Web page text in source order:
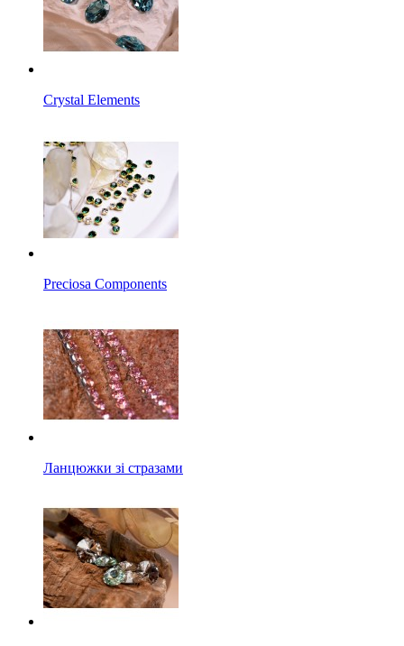
Crystal Elements
Preciosa Components
Ланцюжки зі стразами